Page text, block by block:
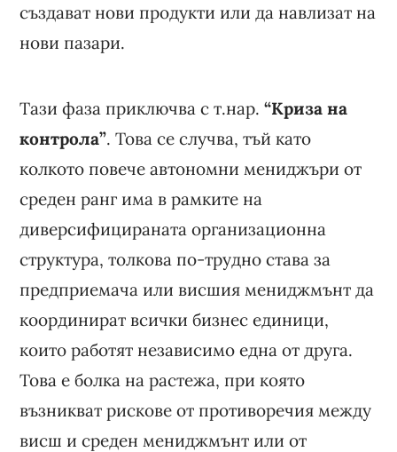
създават нови продукти или да навлизат на
нови пазари.
Тази фаза приключва с т.нар.“Криза на
контрола”. Това се случва, тъй като
колкото повече автономни мениджъри от
среден ранг има в рамките на
диверсифицираната организационна
структура, толкова по-трудно става за
предприемача или висшия мениджмънт да
координират всички бизнес единици,
които работят независимо една от друга.
Това е болка на растежа, при която
възникват рискове от противоречия между
висш и среден мениджмънт или от